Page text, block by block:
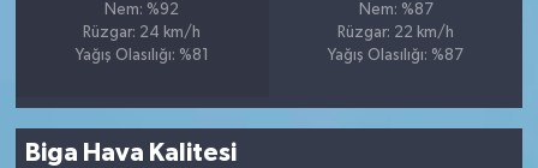
Nem: %92
Rüzgar: 24 km/h
Yağış Olasılığı: %81
Nem: %87
Rüzgar: 22 km/h
Yağış Olasılığı: %87
Biga Hava Kalitesi